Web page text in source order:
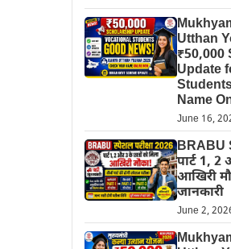
Utthan
₹50,000
Update
Name
June 16,
BRABU
पार्ट 1, 2
आखिरी
जानकारी
June 2,